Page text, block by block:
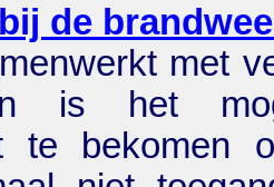
de
met
is het
te bekomen